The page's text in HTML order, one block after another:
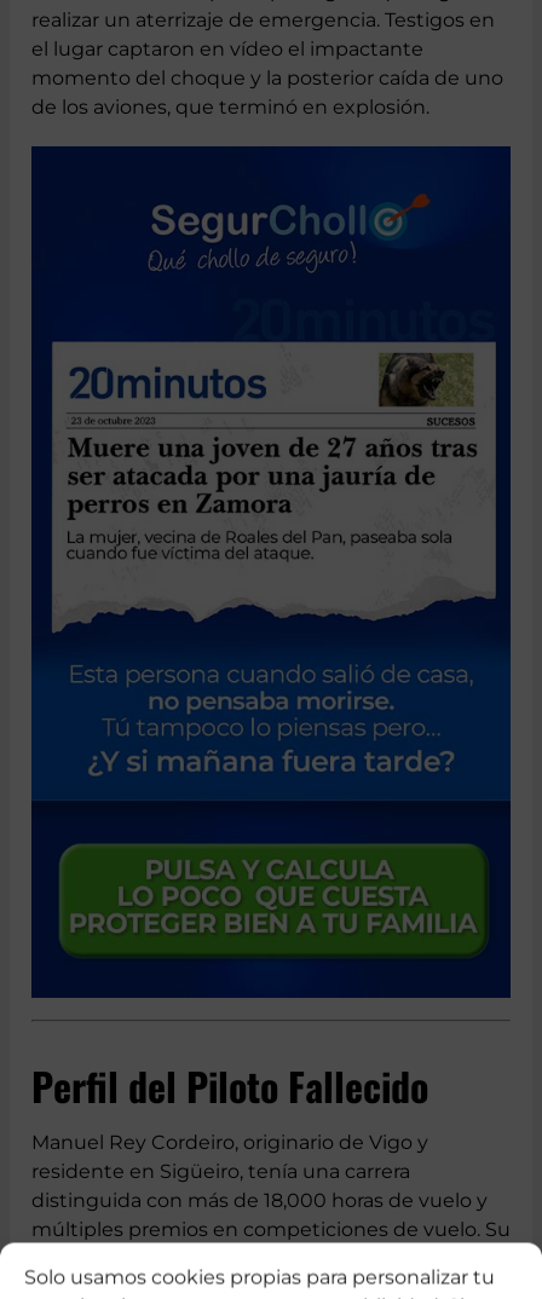
Solo usamos cookies propias para personalizar tu
heridas leves a un piloto portugués que logró
realizar un aterrizaje de emergencia. Testigos en
el lugar captaron en vídeo el impactante
momento del choque y la posterior caída de uno
Perfil del Piloto Fallecido
Manuel Rey Cordeiro, originario de Vigo y
residente en Sigüeiro, tenía una carrera
distinguida con más de 18,000 horas de vuelo y
participación en el Beja AirShow era parte de las